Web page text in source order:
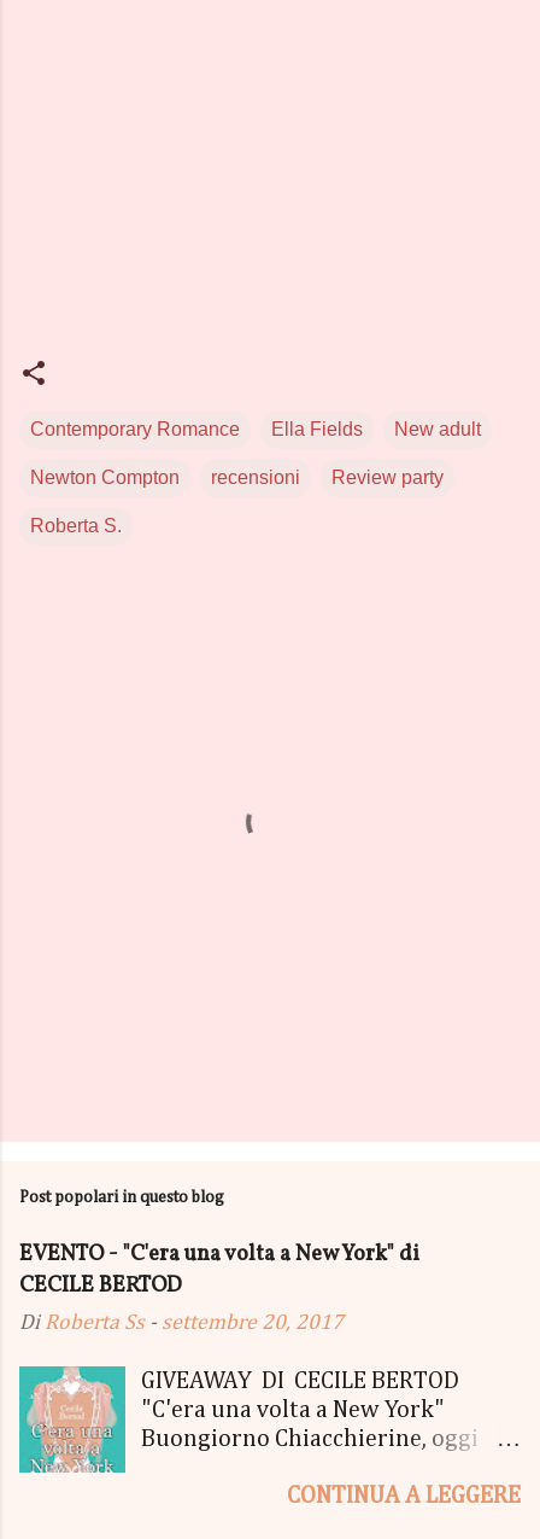
Contemporary Romance Ella Fields New adult
Newton Compton recensioni Review party
Roberta S.
Post popolari in questo blog
EVENTO - "C'era una volta a New York" di
CECILE BERTOD
DiRoberta Ss - settembre 20, 2017
GIVEAWAY DI CECILE BERTOD
"C'era una volta a New York"
Buongiorno Chiacchierine, oggi
lanciamo il SUPER MEGA GIVEAWAY
CONTINUA A LEGGERE